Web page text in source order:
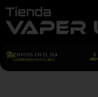
ENVIOS EN EL DIA
COMPRANDO HASTA 18HS